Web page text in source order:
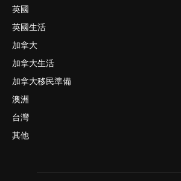
英國
英國生活
加拿大
加拿大生活
加拿大移民準備
澳洲
台灣
其他